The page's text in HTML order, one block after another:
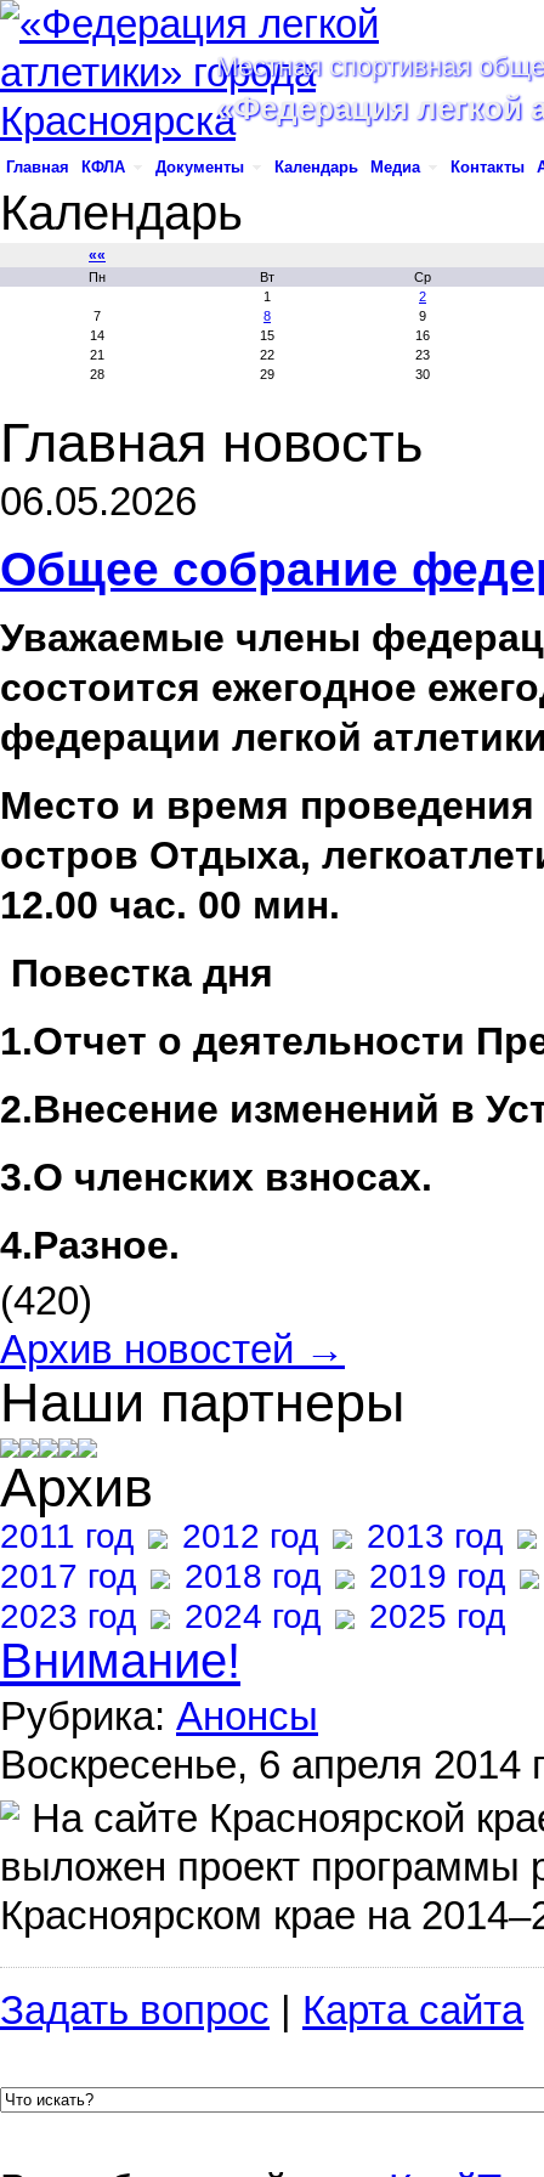
Местная спортивная
«Федерация легкой
Главная КФЛА Документы Календарь Медиа Контакты
Календарь
««
Пн Вт
Ср
1
2
7
8
9
14
15
16
21
22
23
28
29 30
Главная новость
06.05.2026
Общее собрание
Уважаемые члены
состоится ежегодное
федерации легкой
Место и время проведения
остров Отдыха,
12.00 час. 00 мин.
Повестка дня
1.Отчет о деятельности
2.Внесение изменений в
3.О членских взносах.
4.Разное.
(420)
Архив новостей →
Наши партнеры
Архив
2011 год 2012 год
2013 год
2017 год
2018 год
2019 год
2023 год
2024 год 2025 год
Внимание!
Рубрика: Анонсы
Воскресенье, 6 апреля 2014
На сайте Красноярской
выложен проект программы
Красноярском крае на
Задать вопрос Карта сайта